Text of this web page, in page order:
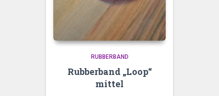
RUBBERBAND
Rubberband „Loop“
mittel